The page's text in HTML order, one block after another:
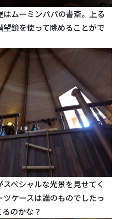
ムーミンパパの書斎。上る
鏡を使って眺めることがで
ペシャルな光景を見せてく
ケースは誰のものでしたっ
のかな？